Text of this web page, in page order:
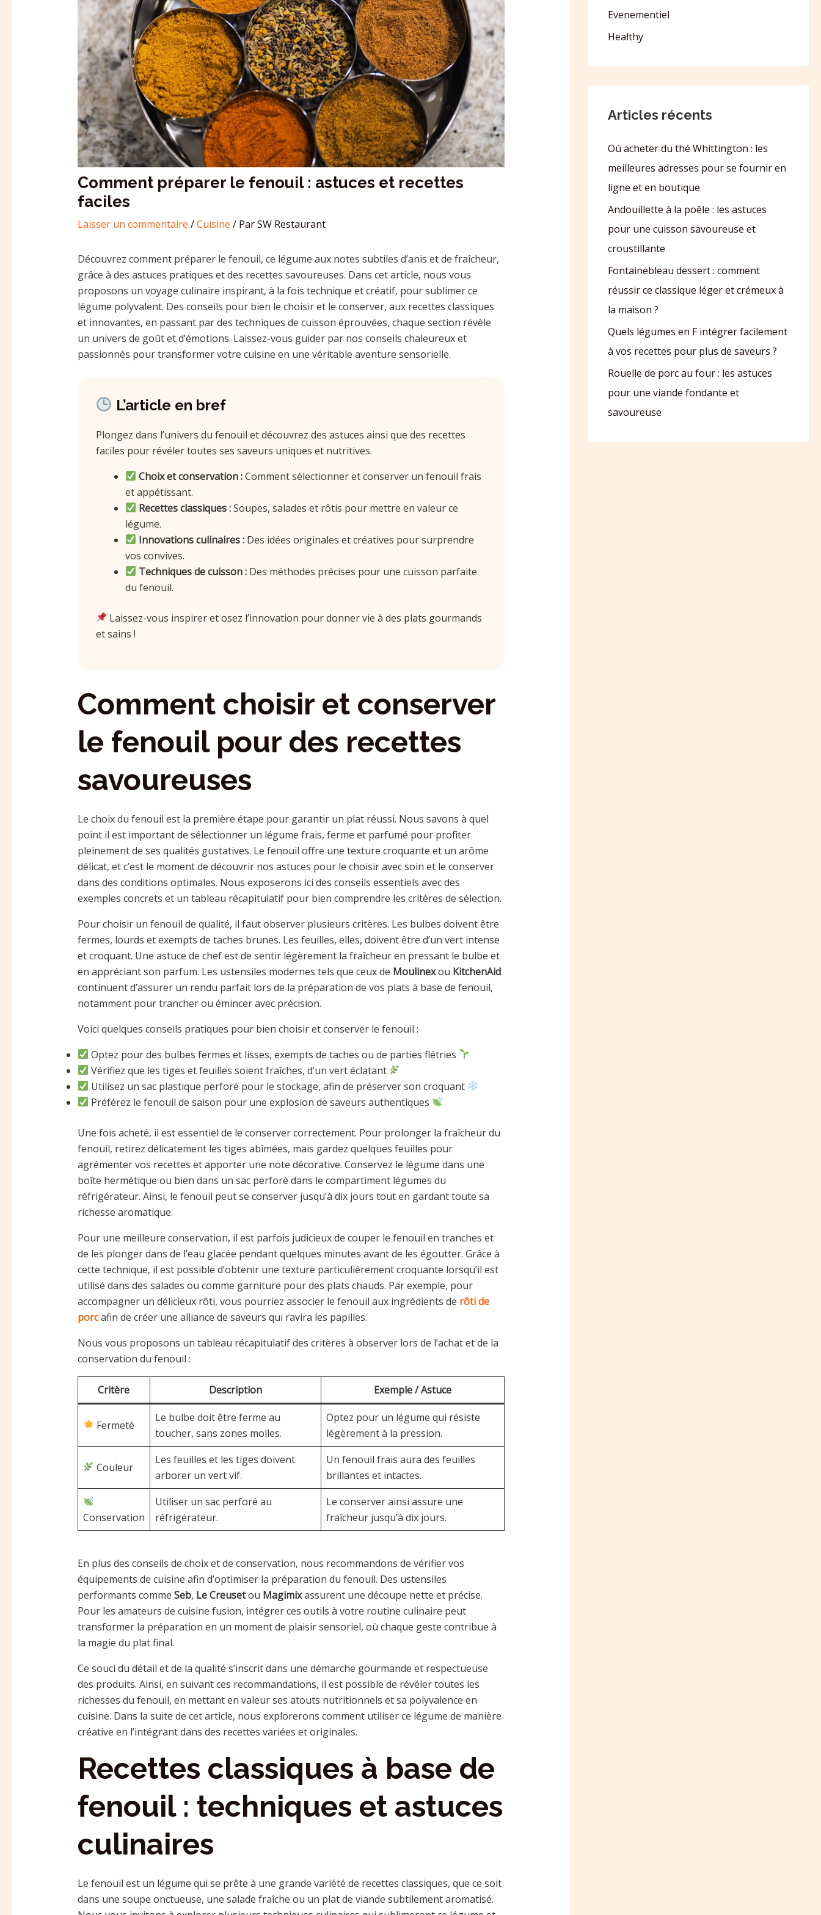
Comment préparer le fenouil : astuces et recettes
faciles
Laisser un commentaire /Cuisine / ParSW Restaurant
Découvrez comment préparer le fenouil, ce légume aux notes subtiles d’anis et de fraîcheur,
grâce à des astuces pratiques et des recettes savoureuses. Dans cet article, nous vous
proposons un voyage culinaire inspirant, à la fois technique et créatif, pour sublimer ce
légume polyvalent. Des conseils pour bien le choisir et le conserver, aux recettes classiques
et innovantes, en passant par des techniques de cuisson éprouvées, chaque section révèle
un univers de goût et d’émotions. Laissez-vous guider par nos conseils chaleureux et
passionnés pour transformer votre cuisine en une véritable aventure sensorielle.
L’article en bref
Plongez dans l’univers du fenouil et découvrez des astuces ainsi que des recettes
faciles pour révéler toutes ses saveurs uniques et nutritives.
Choix et conservation :Comment sélectionner et conserver un fenouil frais
et appétissant.
Recettes classiques :Soupes, salades et rôtis pour mettre en valeur ce
légume.
Innovations culinaires :Des idées originales et créatives pour surprendre
vos convives.
Techniques de cuisson :Des méthodes précises pour une cuisson parfaite
du fenouil.
Laissez-vous inspirer et osez l’innovation pour donner vie à des plats gourmands
et sains !
Comment choisir et conserver
le fenouil pour des recettes
savoureuses
Le choix du fenouil est la première étape pour garantir un plat réussi. Nous savons à quel
point il est important de sélectionner un légume frais, ferme et parfumé pour profiter
pleinement de ses qualités gustatives. Le fenouil offre une texture croquante et un arôme
délicat, et c’est le moment de découvrir nos astuces pour le choisir avec soin et le conserver
dans des conditions optimales. Nous exposerons ici des conseils essentiels avec des
exemples concrets et un tableau récapitulatif pour bien comprendre les critères de sélection.
Pour choisir un fenouil de qualité, il faut observer plusieurs critères. Les bulbes doivent être
fermes, lourds et exempts de taches brunes. Les feuilles, elles, doivent être d’un vert intense
et croquant. Une astuce de chef est de sentir légèrement la fraîcheur en pressant le bulbe et
en appréciant son parfum. Les ustensiles modernes tels que ceux de Moulinexou KitchenAid
continuent d’assurer un rendu parfait lors de la préparation de vos plats à base de fenouil,
notamment pour trancher ou émincer avec précision.
Voici quelques conseils pratiques pour bien choisir et conserver le fenouil :
Optez pour des bulbes fermes et lisses, exempts de taches ou de parties flétries
Vérifiez que les tiges et feuilles soient fraîches, d’un vert éclatant
Utilisez un sac plastique perforé pour le stockage, afin de préserver son croquant
Préférez le fenouil de saison pour une explosion de saveurs authentiques
Une fois acheté, il est essentiel de le conserver correctement. Pour prolonger la fraîcheur du
fenouil, retirez délicatement les tiges abîmées, mais gardez quelques feuilles pour
agrémenter vos recettes et apporter une note décorative. Conservez le légume dans une
boîte hermétique ou bien dans un sac perforé dans le compartiment légumes du
réfrigérateur. Ainsi, le fenouil peut se conserver jusqu’à dix jours tout en gardant toute sa
richesse aromatique.
Pour une meilleure conservation, il est parfois judicieux de couper le fenouil en tranches et
de les plonger dans de l’eau glacée pendant quelques minutes avant de les égoutter. Grâce à
cette technique, il est possible d’obtenir une texture particulièrement croquante lorsqu’il est
utilisé dans des salades ou comme garniture pour des plats chauds. Par exemple, pour
accompagner un délicieux rôti, vous pourriez associer le fenouil aux ingrédients de rôti de
porcafin de créer une alliance de saveurs qui ravira les papilles.
Nous vous proposons un tableau récapitulatif des critères à observer lors de l’achat et de la
conservation du fenouil :
Critère Description Exemple / Astuce
Fermeté
Le bulbe doit être ferme au
toucher, sans zones molles.
Optez pour un légume qui résiste
légèrement à la pression.
Couleur
Les feuilles et les tiges doivent
arborer un vert vif.
Un fenouil frais aura des feuilles
brillantes et intactes.
Conservation
Utiliser un sac perforé au
réfrigérateur.
Le conserver ainsi assure une
fraîcheur jusqu’à dix jours.
En plus des conseils de choix et de conservation, nous recommandons de vérifier vos
équipements de cuisine afin d’optimiser la préparation du fenouil. Des ustensiles
performants comme Seb, Le Creusetou Magimixassurent une découpe nette et précise.
Pour les amateurs de cuisine fusion, intégrer ces outils à votre routine culinaire peut
transformer la préparation en un moment de plaisir sensoriel, où chaque geste contribue à
la magie du plat final.
Ce souci du détail et de la qualité s’inscrit dans une démarche gourmande et respectueuse
des produits. Ainsi, en suivant ces recommandations, il est possible de révéler toutes les
richesses du fenouil, en mettant en valeur ses atouts nutritionnels et sa polyvalence en
cuisine. Dans la suite de cet article, nous explorerons comment utiliser ce légume de manière
créative en l’intégrant dans des recettes variées et originales.
Recettes classiques à base de
fenouil : techniques et astuces
culinaires
Le fenouil est un légume qui se prête à une grande variété de recettes classiques, que ce soit
dans une soupe onctueuse, une salade fraîche ou un plat de viande subtilement aromatisé.
Evenementiel
Healthy
Articles récents
Où acheter du thé Whittington : les
meilleures adresses pour se fournir en
ligne et en boutique
Andouillette à la poêle : les astuces
pour une cuisson savoureuse et
croustillante
Fontainebleau dessert : comment
réussir ce classique léger et crémeux à
la maison ?
Quels légumes en F intégrer facilement
à vos recettes pour plus de saveurs ?
Rouelle de porc au four : les astuces
pour une viande fondante et
savoureuse